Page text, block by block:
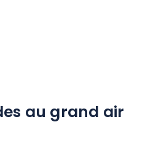
au grand air